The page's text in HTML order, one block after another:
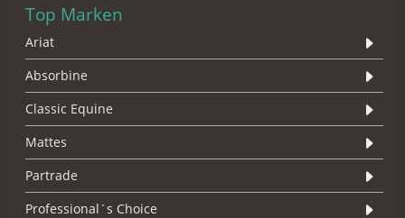
Top Marken
Ariat
Absorbine
Classic Equine
Mattes
Partrade
Professional´s Choice